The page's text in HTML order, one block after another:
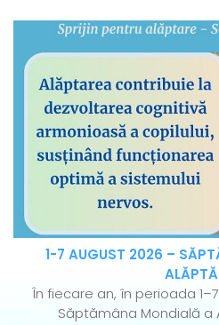
1-7 AUGUST 2026 –
În fiecare an, în perioada
Săptămâna Mondială a